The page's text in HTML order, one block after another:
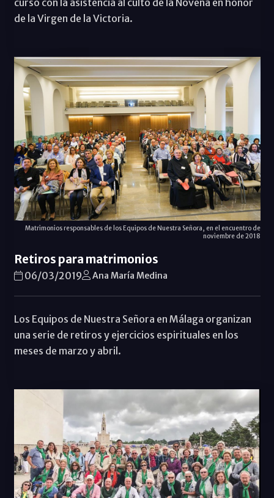
de la Virgen de la Victoria.
Matrimonios responsables de los Equipos de Nuestra Señora, en el encuentro de
noviembre de 2018
Retiros para matrimonios
06/03/2019 Ana María Medina
Los Equipos de Nuestra Señora en Málaga organizan
una serie de retiros y ejercicios espirituales en los
meses de marzo y abril.